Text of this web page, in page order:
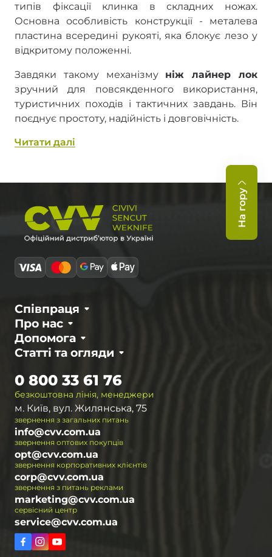
типів фіксації клинка в складних ножах.
Основна особливість конструкції - металева
пластина всередині рукояті, яка блокує лезо у
відкритому положенні.
Завдяки такому механізму ніж лайнер лок
зручний для повсякденного використання,
туристичних походів і тактичних завдань. Він
поєднує простоту, надійність і довговічність.
Переваги ножів із замком Liner Lock
Зручність управління однією рукою-
швидке відкриття та надійна фіксація леза.
Безпека
- запобігає випадковому закриттю
ножа під час роботи.
Міцність конструкції
навантаження та часте використання.
виступаючих елементів.
Ці якості роблять тип
затребуваним серед професіоналів і
Де використовуються ножі з замком
Liner Lock?
Лайнер лок ніж
який застосовується в різних сферах:
EDC (повсякденне носіння)
зручний варіант для щоденних завдань.
Також можна розглянути інші
використання в повсякденному житті
Туризм і кемпінг
приготуванні їжі, нарізці матеріалів та інших
Читати далi
На гору
Про нас
Співпраця
Статті та огляди
Допомога
безкоштовна лінія, менеджери
0 800 33 61 76
м. Київ, вул. Жилянська, 75
звернення з загальних питань
info@cvv.com.ua
звернення оптових покупців
opt@cvv.com.ua
звернення корпоративних клієнтів
corp@cvv.com.ua
звернення з питань реклами
marketing@cvv.com.ua
сервісний центр
service@cvv.com.ua